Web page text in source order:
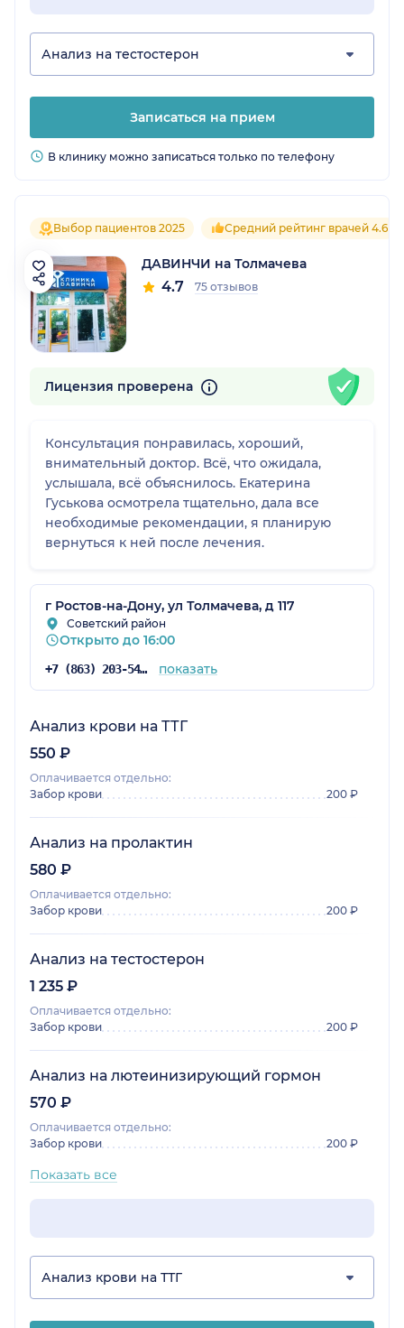
Анализ на тестостерон
Записаться на прием
В клинику можно записаться только по телефону
Выбор пациентов 2025 Средний рейтинг врачей 4.6
ДАВИНЧИ на Толмачева
4.7 75 отзывов
Лицензия проверена
Консультация понравилась, хороший,
внимательный доктор. Всё, что ожидала,
услышала, всё объяснилось. Екатерина
Гуськова осмотрела тщательно, дала все
необходимые рекомендации, я планирую
вернуться к ней после лечения.
г Ростов-на-Дону, ул Толмачева, д 117
Советский район
Открыто до 16:00
+7 (863) 203-54-50 показать
Анализ крови на ТТГ
550 ₽
Оплачивается отдельно:
Забор крови
200 ₽
Анализ на пролактин
580 ₽
Оплачивается отдельно:
Забор крови
200 ₽
Анализ на тестостерон
1 235 ₽
Оплачивается отдельно:
Забор крови
200 ₽
Анализ на лютеинизирующий гормон
570 ₽
Оплачивается отдельно:
Забор крови
200 ₽
Показать все
Анализ крови на ТТГ